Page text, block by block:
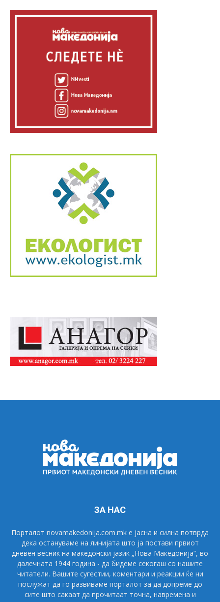
ЗА НАС
Порталот novamakedonija.com.mk е јасна и силна потврда
дека остануваме на линијата што ја постави првиот
дневен весник на македонски јазик „Нова Македонија“, во
далечната 1944 година - да бидеме секогаш со нашите
читатели. Вашите сугестии, коментари и реакции ќе ни
послужат да го развиваме порталот за да допреме до
сите што сакаат да прочитаат точна, навремена и